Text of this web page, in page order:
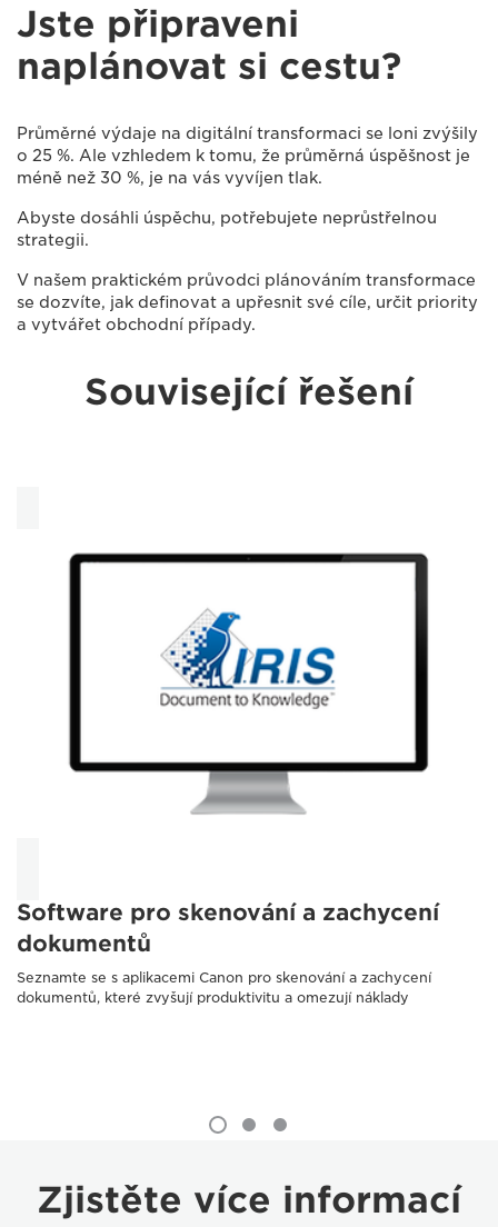
Jste připraveni
naplánovat si cestu?
Průměrné výdaje na digitální transformaci se loni zvýšily
o 25 %. Ale vzhledem k tomu, že průměrná úspěšnost je
méně než 30 %, je na vás vyvíjen tlak.
Abyste dosáhli úspěchu, potřebujete neprůstřelnou
strategii.
V našem praktickém průvodci plánováním transformace
se dozvíte, jak definovat a upřesnit své cíle, určit priority
a vytvářet obchodní případy.
Související řešení
Software pro skenování a zachycení
dokumentů
Seznamte se s aplikacemi Canon pro skenování a zachycení
dokumentů, které zvyšují produktivitu a omezují náklady
Zjistěte více informací